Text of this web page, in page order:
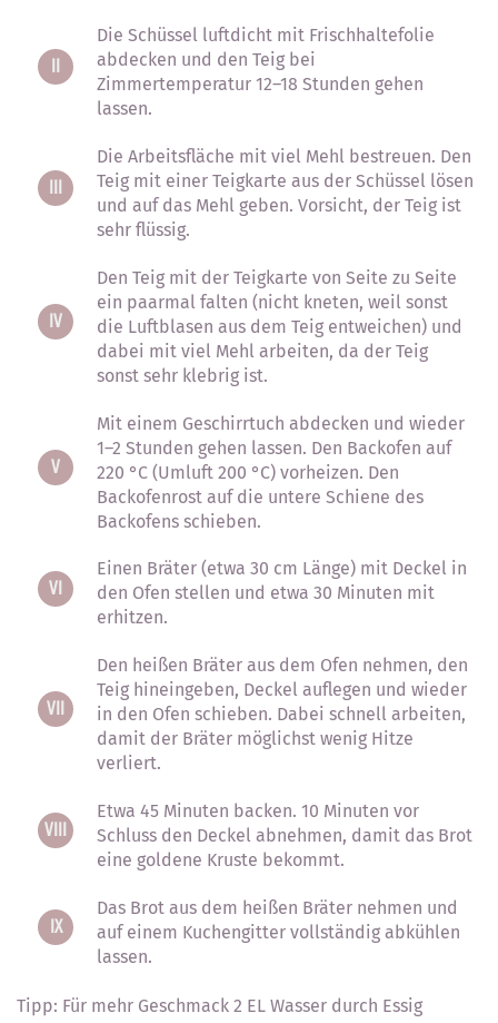
Die Schüssel luftdicht mit Frischhaltefolie
abdecken und den Teig bei
Zimmertemperatur 12–18 Stunden gehen
lassen.
Die Arbeitsfläche mit viel Mehl bestreuen. Den
Teig mit einer Teigkarte aus der Schüssel lösen
und auf das Mehl geben. Vorsicht, der Teig ist
sehr flüssig.
Den Teig mit der Teigkarte von Seite zu Seite
ein paarmal falten (nicht kneten, weil sonst
die Luftblasen aus dem Teig entweichen) und
dabei mit viel Mehl arbeiten, da der Teig
sonst sehr klebrig ist.
Mit einem Geschirrtuch abdecken und wieder
1–2 Stunden gehen lassen. Den Backofen auf
220 °C (Umluft 200 °C) vorheizen. Den
Backofenrost auf die untere Schiene des
Backofens schieben.
Einen Bräter (etwa 30 cm Länge) mit Deckel in
den Ofen stellen und etwa 30 Minuten mit
erhitzen.
Den heißen Bräter aus dem Ofen nehmen, den
Teig hineingeben, Deckel auflegen und wieder
in den Ofen schieben. Dabei schnell arbeiten,
damit der Bräter möglichst wenig Hitze
verliert.
Etwa 45 Minuten backen. 10 Minuten vor
Schluss den Deckel abnehmen, damit das Brot
eine goldene Kruste bekommt.
Das Brot aus dem heißen Bräter nehmen und
auf einem Kuchengitter vollständig abkühlen
lassen.
Tipp: Für mehr Geschmack 2 EL Wasser durch Essig